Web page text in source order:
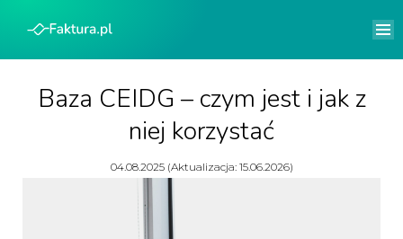
Baza CEIDG – czym jest i jak z
niej korzystać
04.08.2025 (Aktualizacja: 15.06.2026)